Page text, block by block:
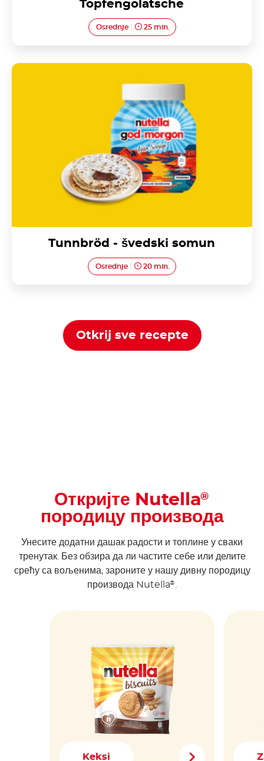
Topfengolatsche
Osrednje 25 min.
Tunnbröd - švedski somun
Osrednje 20 min.
Otkrij sve recepte
Откријте Nutella®
породицу производа
Унесите додатни дашак радости и топлине у сваки
тренутак. Без обзира да ли частите себе или делите
срећу са вољенима, зароните у нашу дивну породицу
производа Nutella®
Keksi